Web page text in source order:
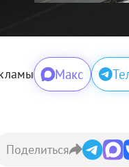
Макс
Поделиться